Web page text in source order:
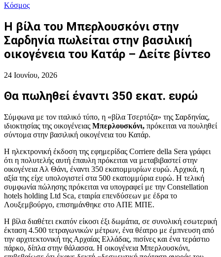
Κόσμος
H βίλα του Μπερλουσκόνι στην
Σαρδηνία πωλείται στην βασιλική
οικογένεια του Κατάρ – Δείτε βίντεο
24 Ιουνίου, 2026
Θα πωληθεί έναντι 350 εκατ. ευρώ
Σύμφωνα με τον ιταλικό τύπο, η «βίλα Τσερτόζα» της Σαρδηνίας,
ιδιοκτησίας της οικογένειας Μπερλουσκόνι, πρόκειται να πουληθεί
σύντομα στην βασιλική οικογένεια του Κατάρ.
Η ηλεκτρονική έκδοση της εφημερίδας Corriere della Sera γράφει
ότι η πολυτελής αυτή έπαυλη πρόκειται να μεταβιβαστεί στην
οικογένεια Αλ Θάνι, έναντι 350 εκατομμυρίων ευρώ. Αρχικά, η
αξία της είχε υπολογιστεί στα 500 εκατομμύρια ευρώ. H τελική
συμφωνία πώλησης πρόκειται να υπογραφεί με την Constellation
hotels holding Ltd Sca, εταιρία επενδύσεων με έδρα το
Λουξεμβούργο, επισημάνθηκε στο ΑΠΕ ΜΠΕ.
Η βίλα διαθέτει εκατόν είκοσι έξι δωμάτια, σε συνολική εσωτερική
έκταση 4.500 τετραγωνικών μέτρων, ένα θέατρο με έμπνευση από
την αρχιτεκτονική της Αρχαίας Ελλάδας, πισίνες και ένα τεράστιο
πάρκο, δίπλα στην θάλασσα. Η οικογένεια Μπερλουσκόνι,